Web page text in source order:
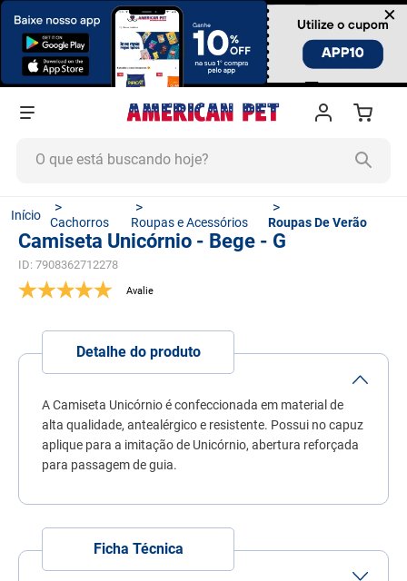
×
Cachorros Roupas e Acessórios Roupas De Verão
Camiseta Unicórnio - Bege - G
ID: 7908362712278
Detalhe do produto
A Camiseta Unicórnio é confeccionada em material de
alta qualidade, antealérgico e resistente. Possui no capuz
aplique para a imitação de Unicórnio, abertura reforçada
para passagem de guia.
Ficha Técnica
TERMOS MAIS BUSCADOS
1º
ração cachorro
ração
7º
quatree
8º
ração úmida